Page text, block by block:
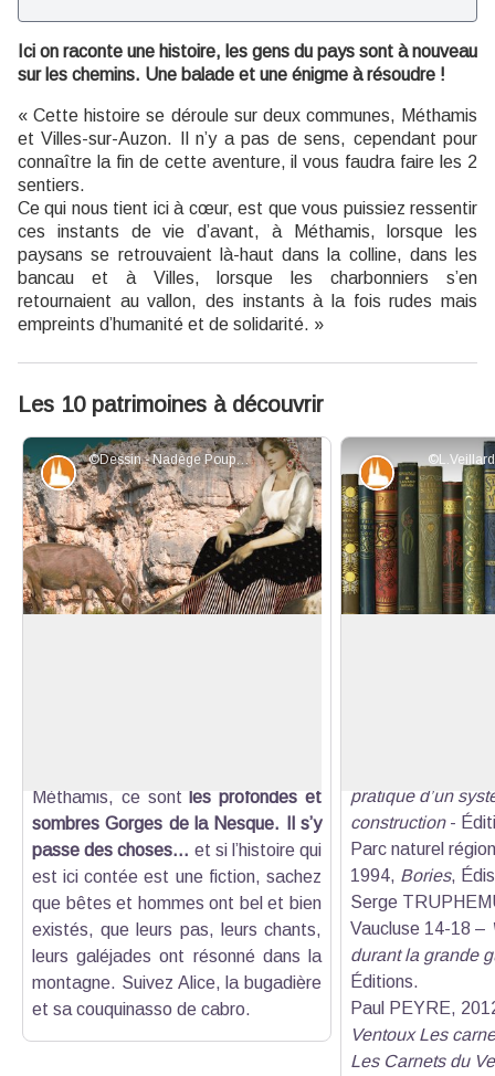
Ici on raconte une histoire, les gens du pays sont à nouveau
sur les chemins. Une balade et une énigme à résoudre !
« Cette histoire se déroule sur deux communes, Méthamis
et Villes-sur-Auzon. Il n’y a pas de sens, cependant pour
connaître la fin de cette aventure, il vous faudra faire les 2
sentiers.
Ce qui nous tient ici à cœur, est que vous puissiez ressentir
ces instants de vie d’avant, à Méthamis, lorsque les
paysans se retrouvaient là-haut dans la colline, dans les
bancau et à Villes, lorsque les charbonniers s’en
retournaient au vallon, des instants à la fois rudes mais
empreints d’humanité et de solidarité. »
Les 10 patrimoines à découvrir
©Dessin - Nadège Poupaert / ©Laurence Veillard - PNRMV
Patrimoine et histoire
Méthamis, ce sontles profondes et
sombres Gorges de la Nesque. Il s’y
passe des choses... et si l’histoire qui
est ici contée est une fiction, sachez
que bêtes et hommes ont bel et bien
existés, que leurs pas, leurs chants,
leurs galéjades ont résonné dans la
montagne. Suivez Alice, la bugadière
et sa couquinasso de cabro.
Patrimoine
pratique d’un
construction -
Parc naturel
1994, Bories,
Serge
Vaucluse 14-18 –
durant la grande
Éditions.
Paul PEYRE,
Ventoux Les
Les Carnets du